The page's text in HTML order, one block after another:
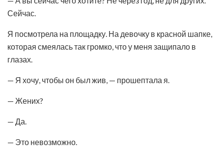
Сейчас.
Я посмотрела на площадку. На девочку в красной шапке,
которая смеялась так громко, что у меня защипало в
глазах.
— Я хочу, чтобы он был жив, — прошептала я.
— Жених?
— Да.
— Это невозможно.